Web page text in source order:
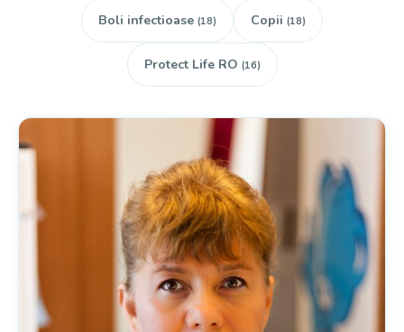
Boli infectioase (18) Copii (18)
Protect Life RO (16)